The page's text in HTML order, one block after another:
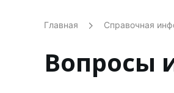
Главная Справочная
Вопросы